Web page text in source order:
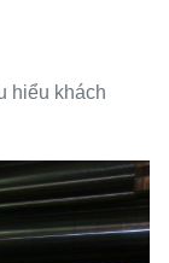
hiểu khách